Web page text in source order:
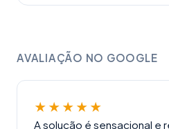
AVALIAÇÃO NO GOOGLE
★★★★★
A solução é sensacional e